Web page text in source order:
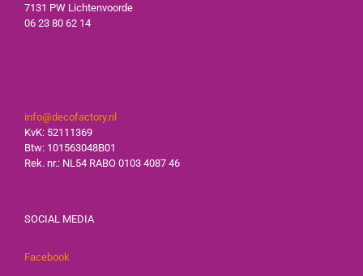
7131 PW Lichtenvoorde
06 23 80 62 14
info@decofactory.nl
KvK: 52111369
Btw: 101563048B01
Rek. nr.: NL54 RABO 0103 4087 46
SOCIAL MEDIA
Facebook